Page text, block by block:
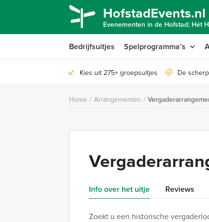
HofstadEvents.nl
Evenementen in de Hofstad; Hét
Bedrijfsuitjes Spelprogramma’s
Kies uit 275+ groepsuitjes De
Home / Arrangementen /
Info over het uitje Reviews
Zoekt u een historische